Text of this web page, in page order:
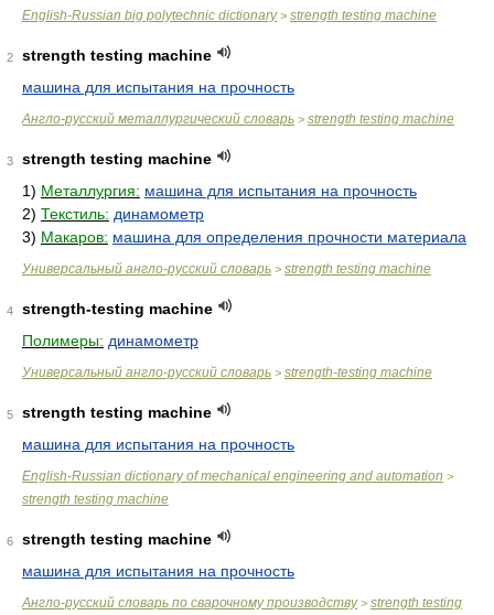
English-Russian big polytechnic dictionary> strength testing machine
2
strength testing machine
машина для испытания на прочность
Англо-русский металлургический словарь > strength testing machine
3
strength testing machine
1) Металлургия: машина для испытания на прочность
2) Текстиль: динамометр
3) Макаров: машина для определения прочности материала
Универсальный англо-русский словарь > strength testing machine
4
strength-testing machine
Полимеры: динамометр
Универсальный англо-русский словарь > strength-testing machine
5
strength testing machine
машина для испытания на прочность
English-Russian dictionary of mechanical engineering and automation >
strength testing machine
6
strength testing machine
машина для испытания на прочность
Англо-русский словарь по сварочному производству> strength testing